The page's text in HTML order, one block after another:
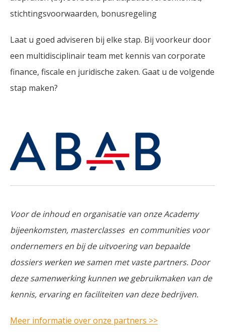
stichtingsvoorwaarden, bonusregeling
Laat u goed adviseren bij elke stap. Bij voorkeur door
een multidisciplinair team met kennis van corporate
finance, fiscale en juridische zaken. Gaat u de volgende
stap maken?
Voor de inhoud en organisatie van onze Academy
bijeenkomsten, masterclasses en communities voor
ondernemers en bij de uitvoering van bepaalde
dossiers werken we samen met vaste partners. Door
deze samenwerking kunnen we gebruikmaken van de
kennis, ervaring en faciliteiten van deze bedrijven.
Meer informatie over onze partners >>